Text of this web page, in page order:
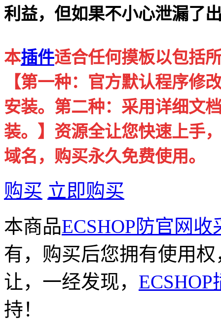
利益，但如果不小心泄漏了
本插件适合任何摸板以包括
【第一种：官方默认程序修
安装。第二种：采用详细文
装。】资源全让您快速上手
域名，购买永久免费使用。
购买 立即购买
本商品ECSHOP防官网
有，购买后您拥有使用
让，一经发现， ECSHOP
持！